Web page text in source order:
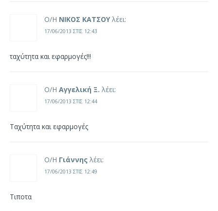
Ο/Η ΝΙΚΟΣ ΚΑΤΣΟΥ λέει:
17/06/2013 ΣΤΙΣ 12:43
ταχύτητα και εφαρμογές!!!
Ο/Η Αγγελική Ξ. λέει:
17/06/2013 ΣΤΙΣ 12:44
Ταχύτητα και εφαρμογές
Ο/Η Γιάννης λέει:
17/06/2013 ΣΤΙΣ 12:49
Τιποτα